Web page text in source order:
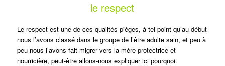
le respect
Le respect est une de ces qualités pièges, à tel point qu’au début
nous l’avons classé dans le groupe de l’être adulte sain, et peu à
peu nous l’avons fait migrer vers la mère protectrice et
nourricière, peut-être allons-nous expliquer ici pourquoi.